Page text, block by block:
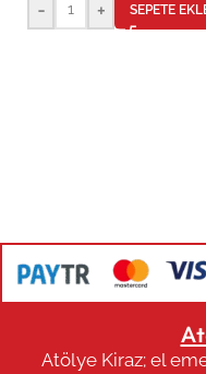
- + SEPETE
Atölye Kiraz; el